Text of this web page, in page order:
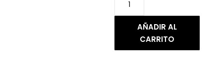
encaje
AÑADIR AL
CARRITO